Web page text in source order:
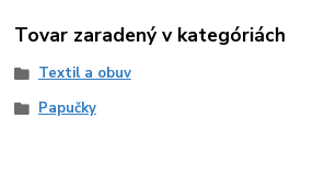
Tovar zaradený v kategóriách
Textil a obuv
Papučky